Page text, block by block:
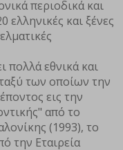
περιοδικά και
ελληνικές και ξένες
πολλά εθνικά και
των οποίων την
εις την
από το
(1993), το
την Εταιρεία